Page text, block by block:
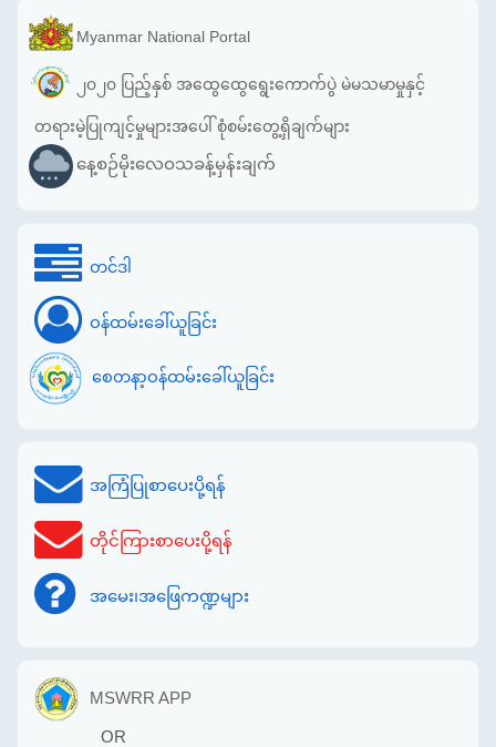
Myanmar National Portal
၂၀၂၀ ပြည့်နှစ် အထွေထွေရွေးကောက်ပွဲ မဲမသမာမှုနှင့်
တရားမဲ့ပြုကျင့်မှုများအပေါ် စုံစမ်းတွေ့ရှိချက်များ
နေ့စဉ်မိုးလေဝသခန့်မှန်းချက်
တင်ဒါ
ဝန်ထမ်းခေါ်ယူခြင်း
စေတနာ့ဝန်ထမ်းခေါ်ယူခြင်း
အကြံပြုစာပေးပို့ရန်
တိုင်ကြားစာပေးပို့ရန်
အမေး၊အဖြေကဏ္ဍများ
MSWRR APP
OR